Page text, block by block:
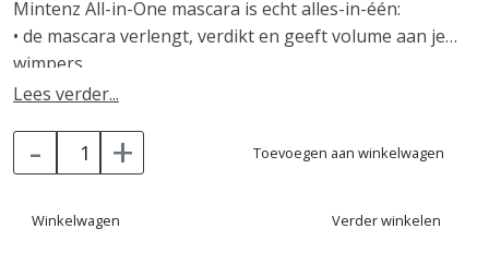
Mintenz All-in-One mascara is echt alles-in-één:
• de mascara verlengt, verdikt en geeft volume aan je
wimpers
• loopt niet uit en vlekt niet (zachte waterbestendige
• met uniek serum dat de wimpers voedt en versterkt
• dé mascara voor gevoelige ogen die snel tranen
Lees verder...
- + Toevoegen aan winkelwagen
Winkelwagen Verder winkelen